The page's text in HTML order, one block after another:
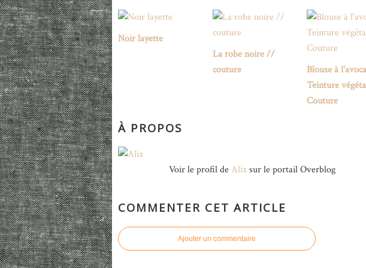
Noir layette
La robe noire //
couture
Blouse à
Teinture
Couture
À PROPOS
Voir le profil deAlixsur le portail Overblog
COMMENTER CET ARTICLE
Ajouter un commentaire